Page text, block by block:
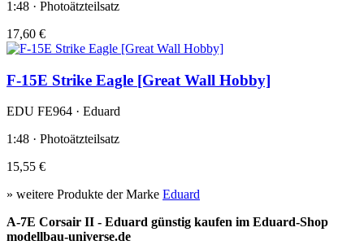
1:48 · Photoätzteilsatz
17,60 €
F-15E Strike Eagle [Great Wall Hobby]
EDU FE964 · Eduard
1:48 · Photoätzteilsatz
15,55 €
» weitere Produkte der Marke Eduard
A-7E Corsair II - Eduard günstig kaufen im Eduard-Shop
modellbau-universe.de